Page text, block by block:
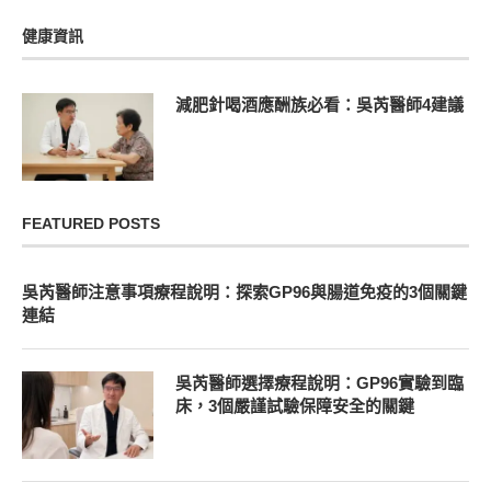
健康資訊
減肥針喝酒應酬族必看：吳芮醫師4建議
FEATURED POSTS
吳芮醫師注意事項療程說明：探索GP96與腸道免疫的3個關鍵
連結
吳芮醫師選擇療程說明：GP96實驗到臨
床，3個嚴謹試驗保障安全的關鍵